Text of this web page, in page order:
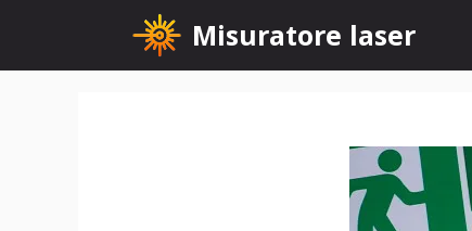
contenuto
Misuratore laser